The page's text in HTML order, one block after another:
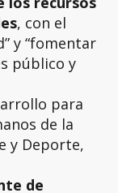
, con el
y “fomentar
público y
para
de la
y Deporte,
de